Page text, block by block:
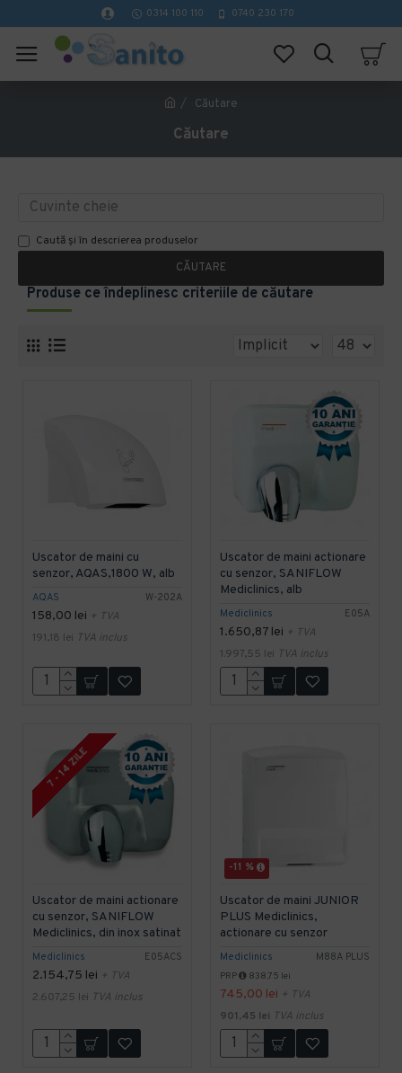
0314 100 110 0740 230 170
Căutare
Căutare
Caută și în descrierea produselor
CĂUTARE
Produse ce îndeplinesc criteriile de căutare
AQAS W-202A
Uscator de maini cu
senzor, AQAS,1800 W, alb
158,00 lei + TVA
191,18 lei TVA inclus
Mediclinics E05A
Uscator de maini actionare
cu senzor, SANIFLOW
Mediclinics, alb
1.650,87 lei + TVA
1.997,55 lei TVA inclus
7 - 14 ZILE
Mediclinics E05ACS
Uscator de maini actionare
cu senzor, SANIFLOW
Mediclinics, din inox satinat
2.154,75 lei + TVA
2.607,25 lei TVA inclus
-11 %
Mediclinics M88A PLUS
Uscator de maini JUNIOR
PLUS Mediclinics,
actionare cu senzor
PRP 838,75 lei
745,00 lei + TVA
901,45 lei TVA inclus